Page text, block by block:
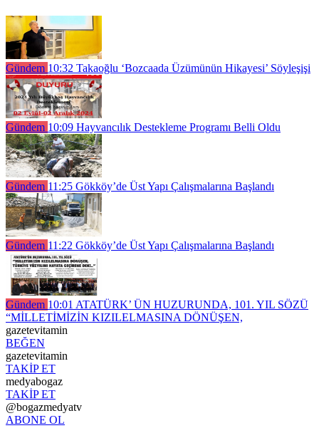
Gündem 10:32 Takaoğlu ‘Bozcaada Üzümünün Hikayesi’ Söyleşişi
Gündem 10:09 Hayvancılık Destekleme Programı Belli Oldu
Gündem 11:25 Gökköy’de Üst Yapı Çalışmalarına Başlandı
Gündem 11:22 Gökköy’de Üst Yapı Çalışmalarına Başlandı
Gündem 10:01 ATATÜRK’ ÜN HUZURUNDA, 101. YIL SÖZÜ
“MİLLETİMİZİN KIZILELMASINA DÖNÜŞEN,
gazetevitamin
BEĞEN
gazetevitamin
TAKİP ET
medyabogaz
TAKİP ET
@bogazmedyatv
ABONE OL